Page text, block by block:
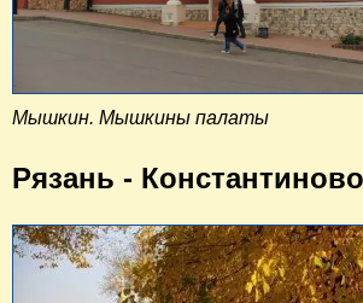
Мышкин. Мышкины палаты
Рязань -